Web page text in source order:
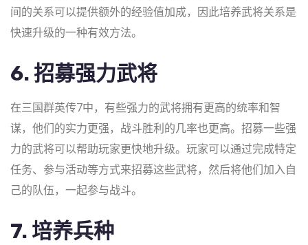
间的关系可以提供额外的经验值加成，因此培养武将关系是
快速升级的一种有效方法。
6. 招募强力武将
在三国群英传7中，有些强力的武将拥有更高的统率和智
谋，他们的实力更强，战斗胜利的几率也更高。招募一些强
力的武将可以帮助玩家更快地升级。玩家可以通过完成特定
任务、参与活动等方式来招募这些武将，然后将他们加入自
己的队伍，一起参与战斗。
7. 培养兵种